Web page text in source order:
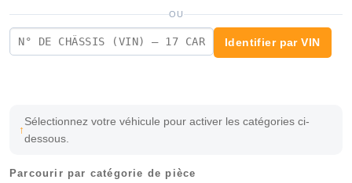
OU
Identifier par VIN
Sélectionnez votre véhicule pour activer les catégories ci-
dessous.
Parcourir par catégorie de pièce